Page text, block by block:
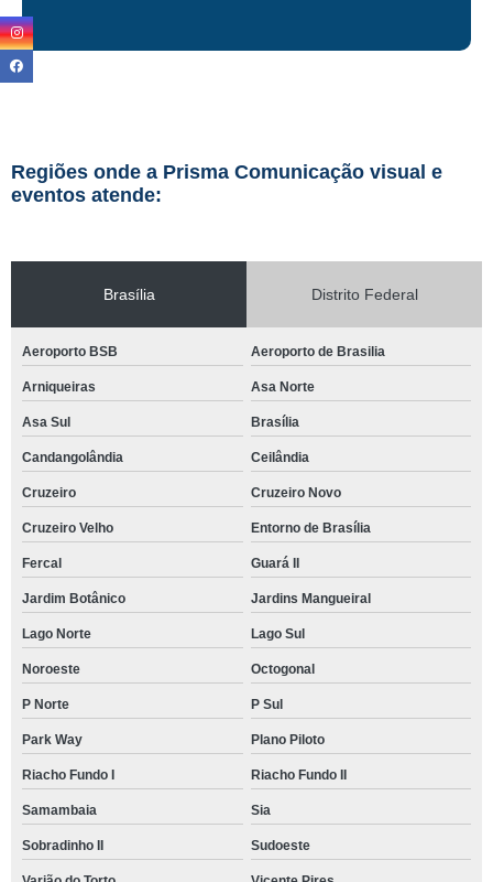
Regiões onde a Prisma Comunicação visual e
eventos atende:
Brasília Distrito Federal
Aeroporto BSB Aeroporto de Brasilia
Arniqueiras Asa Norte
Asa Sul Brasília
Candangolândia Ceilândia
Cruzeiro Cruzeiro Novo
Cruzeiro Velho Entorno de Brasília
Fercal Guará II
Jardim Botânico Jardins Mangueiral
Lago Norte Lago Sul
Noroeste Octogonal
P Norte P Sul
Park Way Plano Piloto
Riacho Fundo I Riacho Fundo II
Samambaia Sia
Sobradinho II Sudoeste